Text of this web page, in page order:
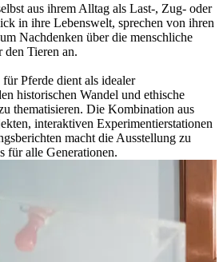
aus ihrem Alltag als Last-, Zug- oder
in ihre Lebenswelt, sprechen von ihren
Nachdenken über die menschliche
den Tieren an.
Pferde dient als idealer
historischen Wandel und ethische
thematisieren. Die Kombination aus
interaktiven Experimentierstationen
macht die Ausstellung zu
für alle Generationen.